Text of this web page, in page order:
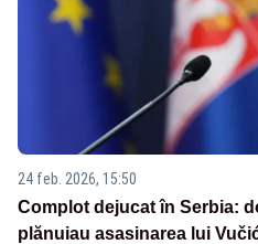
24 feb. 2026, 15:50
Complot dejucat în Serbia:
plănuiau asasinarea lui